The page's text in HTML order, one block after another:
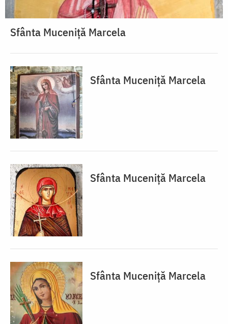
Sfânta Muceniță Marcela
Sfânta Muceniță Marcela
Sfânta Muceniță Marcela
Sfânta Muceniță Marcela